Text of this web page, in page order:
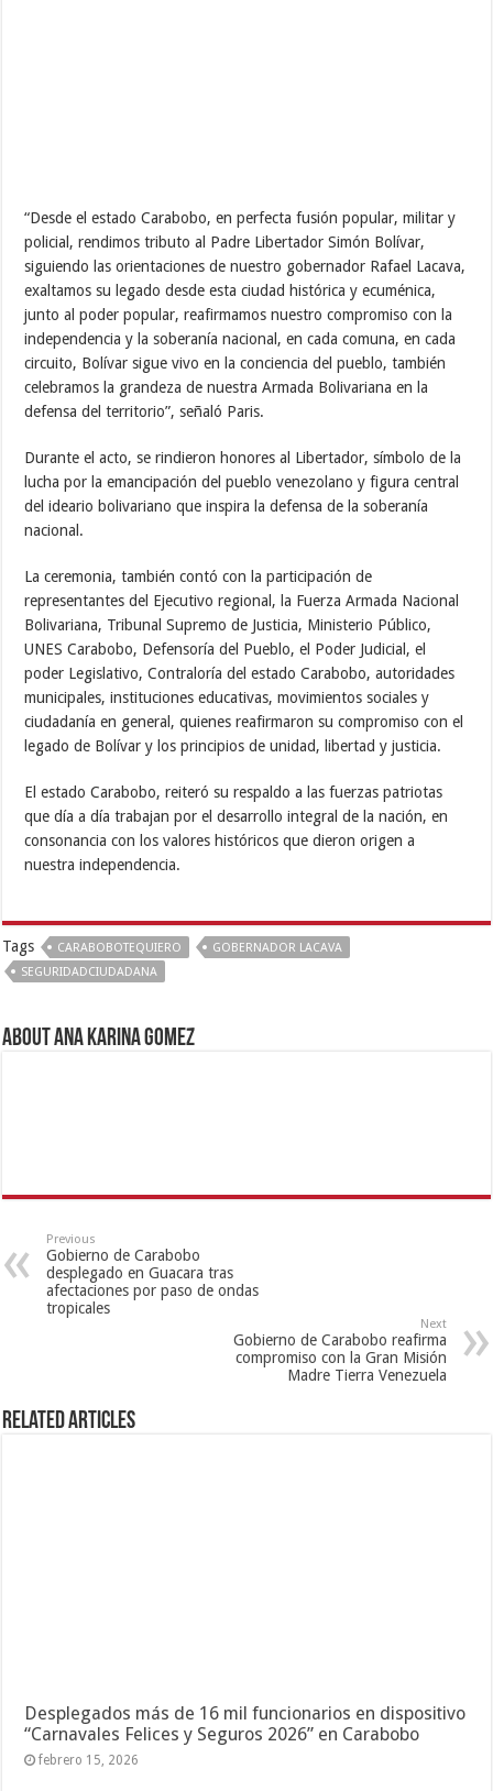
“Desde el estado Carabobo, en perfecta fusión popular, militar y
policial, rendimos tributo al Padre Libertador Simón Bolívar,
siguiendo las orientaciones de nuestro gobernador Rafael Lacava,
exaltamos su legado desde esta ciudad histórica y ecuménica,
junto al poder popular, reafirmamos nuestro compromiso con la
independencia y la soberanía nacional, en cada comuna, en cada
circuito, Bolívar sigue vivo en la conciencia del pueblo, también
celebramos la grandeza de nuestra Armada Bolivariana en la
defensa del territorio”, señaló Paris.
Durante el acto, se rindieron honores al Libertador, símbolo de la
lucha por la emancipación del pueblo venezolano y figura central
del ideario bolivariano que inspira la defensa de la soberanía
nacional.
La ceremonia, también contó con la participación de
representantes del Ejecutivo regional, la Fuerza Armada Nacional
Bolivariana, Tribunal Supremo de Justicia, Ministerio Público,
UNES Carabobo, Defensoría del Pueblo, el Poder Judicial, el
poder Legislativo, Contraloría del estado Carabobo, autoridades
municipales, instituciones educativas, movimientos sociales y
ciudadanía en general, quienes reafirmaron su compromiso con el
legado de Bolívar y los principios de unidad, libertad y justicia.
El estado Carabobo, reiteró su respaldo a las fuerzas patriotas
que día a día trabajan por el desarrollo integral de la nación, en
consonancia con los valores históricos que dieron origen a
nuestra independencia.
Tags CARABOBOTEQUIERO
GOBERNADOR LACAVA
SEGURIDADCIUDADANA
About Ana Karina Gomez
Previous
Gobierno de Carabobo
desplegado en Guacara tras
afectaciones por paso de ondas
tropicales
Next
Gobierno de Carabobo reafirma
compromiso con la Gran Misión
Madre Tierra Venezuela
Related Articles
Desplegados más de 16 mil funcionarios en dispositivo
“Carnavales Felices y Seguros 2026” en Carabobo
febrero 15, 2026